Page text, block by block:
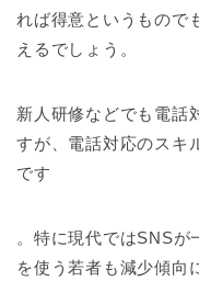
れば得意というもので
えるでしょう。
新人研修などでも電話
すが、電話対応のスキ
です
。特に現代ではSNSが
を使う若者も減少傾向